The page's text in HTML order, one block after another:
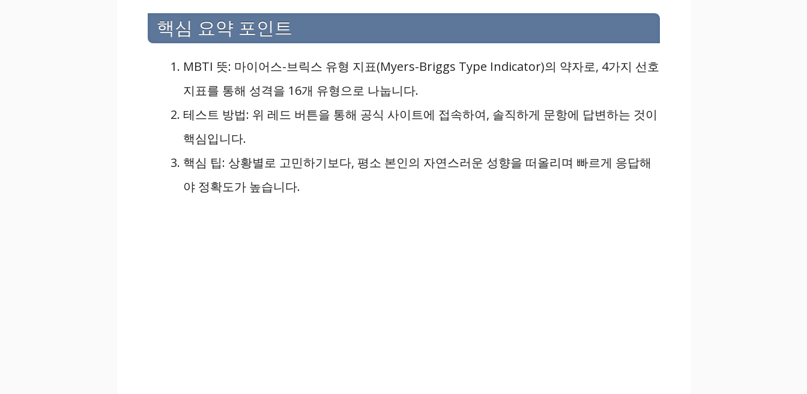
핵심 요약 포인트
MBTI 뜻: 마이어스-브릭스 유형 지표(Myers-Briggs Type Indicator)의 약자로, 4가지 선호
지표를 통해 성격을 16개 유형으로 나눕니다.
테스트 방법: 위 레드 버튼을 통해 공식 사이트에 접속하여, 솔직하게 문항에 답변하는 것이
핵심입니다.
핵심 팁: 상황별로 고민하기보다, 평소 본인의 자연스러운 성향을 떠올리며 빠르게 응답해
야 정확도가 높습니다.